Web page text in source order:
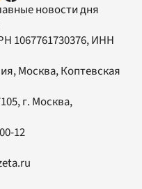
новости дня
1067761730376, ИНН
Москва, Коптевская
, г. Москва,
12